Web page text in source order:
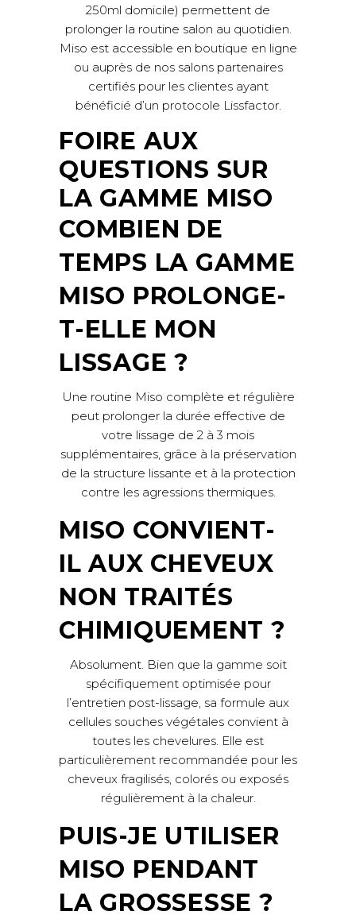
250ml domicile) permettent de
prolonger la routine salon au quotidien.
Miso est accessible en boutique en ligne
ou auprès de nos salons partenaires
certifiés pour les clientes ayant
bénéficié d’un protocole Lissfactor.
FOIRE AUX
QUESTIONS SUR
LA GAMME MISO
COMBIEN DE
TEMPS LA GAMME
MISO PROLONGE-
T-ELLE MON
LISSAGE ?
Une routine Miso complète et régulière
peut prolonger la durée effective de
votre lissage de 2 à 3 mois
supplémentaires, grâce à la préservation
de la structure lissante et à la protection
contre les agressions thermiques.
MISO CONVIENT-
IL AUX CHEVEUX
NON TRAITÉS
CHIMIQUEMENT ?
Absolument. Bien que la gamme soit
spécifiquement optimisée pour
l’entretien post-lissage, sa formule aux
cellules souches végétales convient à
toutes les chevelures. Elle est
particulièrement recommandée pour les
cheveux fragilisés, colorés ou exposés
régulièrement à la chaleur.
PUIS-JE UTILISER
MISO PENDANT
LA GROSSESSE ?